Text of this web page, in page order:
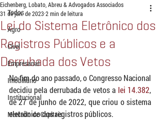
Todos
Agro
Cível
Empresarial
Imobiliário
Institucional
Mercado de Capitais
Lei do Sistema Eletrônico dos
Registros Públicos e a
Derrubada dos Vetos
Eichenberg, Lobato, Abreu & Advogados Associados
31 de jan. de 20232 min de leitura
No fim do ano passado, o Congresso Nacional
decidiu pela derrubada de vetos a lei 14.382,
de 27 de junho de 2022, que criou o sistema
eletrônico dos registros públicos.